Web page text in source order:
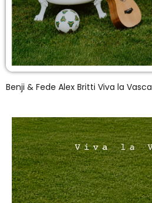
Benji & Fede Alex Britti Viva la Vasca